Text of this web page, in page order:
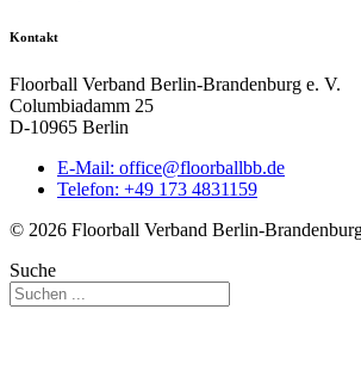
Kontakt
Floorball Verband Berlin-Brandenburg e. V.
Columbiadamm 25
D-10965 Berlin
E-Mail: ed.bbllabroolf@eciffo
Telefon: +49 173 4831159
© 2026 Floorball Verband Berlin-
Suche